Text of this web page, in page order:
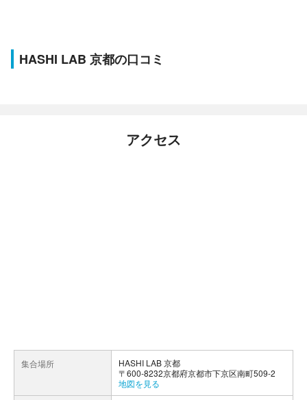
HASHI LAB 京都の口コミ
アクセス
集合場所
HASHI LAB 京都
〒600-8232京都府京都市下京区南町509-2
地図を見る